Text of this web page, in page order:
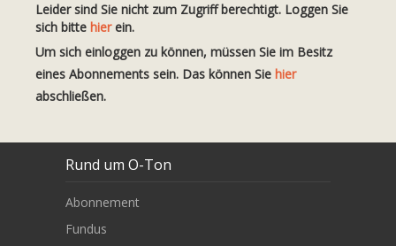
Leider sind Sie nicht zum Zugriff berechtigt. Loggen Sie
sich bitte hierein.
Um sich einloggen zu können, müssen Sie im Besitz
eines Abonnements sein. Das können Sie hier
abschließen.
Rund um O-Ton
Abonnement
Fundus